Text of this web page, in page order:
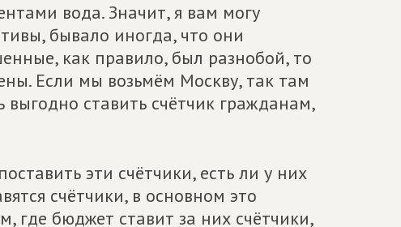
вода. Значит, я вам могу
бывало иногда, что они
как правило, был разнобой, то
Если мы возьмём Москву, так там
ставить счётчик гражданам,
эти счётчики, есть ли у них
счётчики, в основном это
где бюджет ставит за них счётчики,